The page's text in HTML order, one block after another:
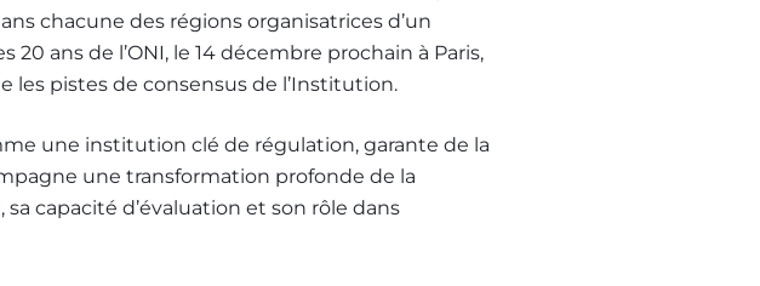
chacune des régions organisatrices d’un
ans de l’ONI, le 14 décembre prochain à Paris,
les pistes de consensus de l’Institution.
une institution clé de régulation, garante de la
une transformation profonde de la
capacité d’évaluation et son rôle dans